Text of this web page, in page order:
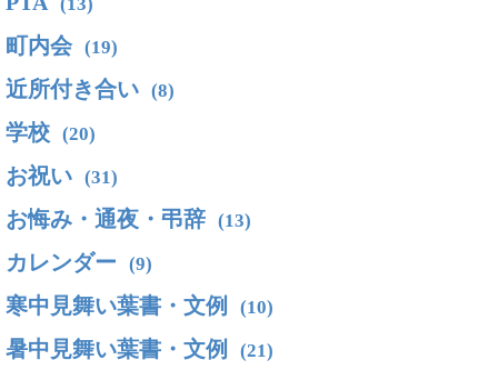
町内会 (19)
近所付き合い (8)
学校 (20)
お祝い (31)
お悔み・通夜・弔辞 (13)
カレンダー (9)
寒中見舞い葉書・文例 (10)
暑中見舞い葉書・文例 (21)